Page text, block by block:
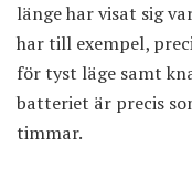
länge har visat sig
har till exempel,
för tyst läge samt
batteriet är precis
timmar.